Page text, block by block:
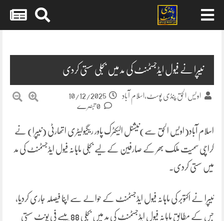
نیپرا نے فیول ایڈجسٹمنٹ کی مد میں بجلی سستی کردی
اویس الحق پنڈی پوسٹ،اسلام آباد
10/12/2025
اسلام آباد(اویس الحق سے)نیشنل الیکٹرک پاور ریگیولیٹری اتھارٹی (نیپرا) نے
کراچی سمیت ملک بھر کے صارفین کے لیے بجلی ماہانہ فیول ایڈجسٹمنٹ کی مد
میں سستی کردی۔
نیپرا نے اکتوبر کی ماہانہ فیول ایڈجسٹمنٹ کے حوالے سے اپنا فیصلہ جاری کردیا،
جس کے مطابق ماہانہ فیول ایڈجسٹمنٹ کی مد میں بجلی 88 پیسے فی یونٹ سستی